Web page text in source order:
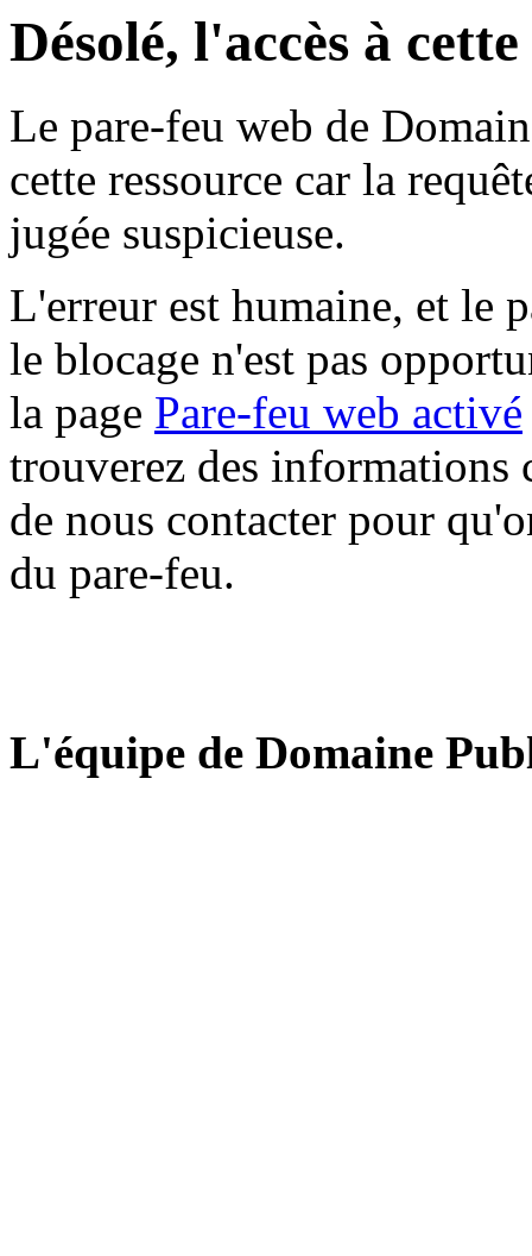
Désolé, l'accès à
Le pare-feu web de
cette ressource car la
jugée suspicieuse.
L'erreur est humaine, et le
le blocage n'est pas
la page Pare-feu web activé
trouverez des informations
de nous contacter pour
du pare-feu.
L'équipe de Domaine